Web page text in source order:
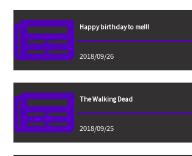
Happy birthday to me!!!
2018/09/26
The Walking Dead
2018/09/25